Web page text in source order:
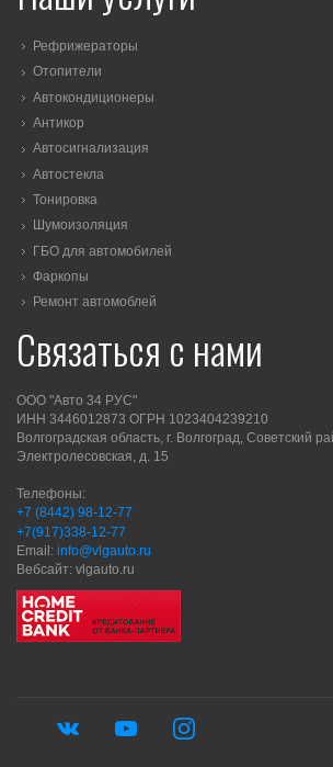
Рефрижераторы
Отопители
Автокондиционеры
Антикор
Автосигнализация
Автостекла
Тонировка
Шумоизоляция
ГБО для автомобилей
Фаркопы
Ремонт автомоблей
Связаться с нами
ООО "Авто 34 РУС"
ИНН 3446012873 ОГРН 1023404239210
Волгоградская область, г. Волгоград, Советский
Электролесовская, д. 15
Телефоны:
+7 (8442) 98-12-77
+7(917)338-12-77
Email: info@vlgauto.ru
Вебсайт: vlgauto.ru